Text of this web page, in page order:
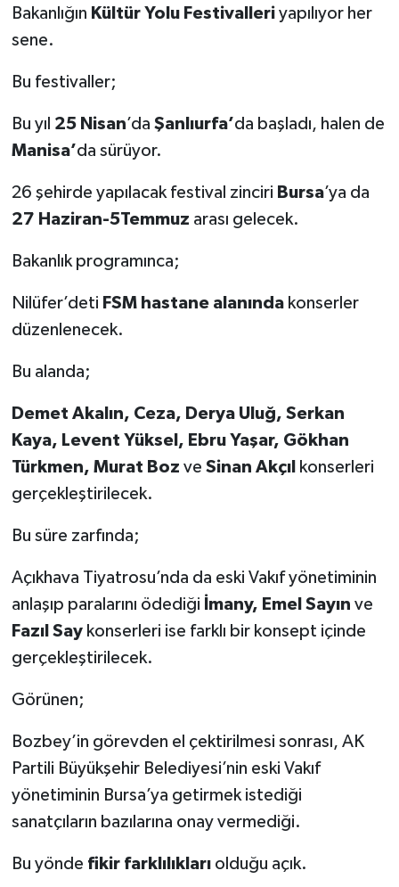
Bakanlığın Kültür Yolu Festivalleriyapılıyor her
sene.
Bu festivaller;
Bu yıl 25 Nisan’da Şanlıurfa’da başladı, halen de
Manisa’da sürüyor.
26 şehirde yapılacak festival zinciri Bursa’ya da
27 Haziran-5Temmuz arası gelecek.
Bakanlık programınca;
Nilüfer’deti FSM hastane alanındakonserler
düzenlenecek.
Bu alanda;
Demet Akalın, Ceza, Derya Uluğ, Serkan
Kaya, Levent Yüksel, Ebru Yaşar, Gökhan
Türkmen, Murat Boz ve Sinan Akçıl konserleri
gerçekleştirilecek.
Bu süre zarfında;
Açıkhava Tiyatrosu’nda da eski Vakıf yönetiminin
anlaşıp paralarını ödediği İmany, Emel Sayın ve
Fazıl Saykonserleri ise farklı bir konsept içinde
gerçekleştirilecek.
Görünen;
Bozbey’in görevden el çektirilmesi sonrası, AK
Partili Büyükşehir Belediyesi’nin eski Vakıf
yönetiminin Bursa’ya getirmek istediği
sanatçıların bazılarına onay vermediği.
Bu yönde fikir farklılıklarıolduğu açık.